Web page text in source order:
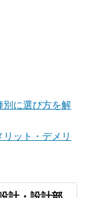
別に選び方を解
ット・デメリ